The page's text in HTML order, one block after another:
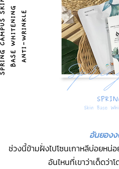
อันยอง
ช่วงนี้ข้ามฝั่งไปโซนเกาหลีบ่อยหน่
อันไหนที่เขาว่าเด็ดว่า